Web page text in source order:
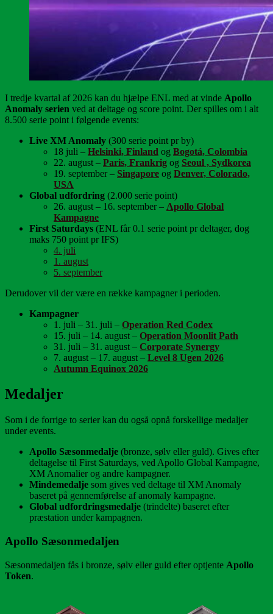
I tredje kvartal af 2026 kan du hjælpe ENL med at vinde Apollo
Anomaly serien ved at deltage og score point. Der spilles om i alt
8.500 serie point i følgende events:
Live XM Anomaly (300 serie point pr by)
18 juli – Helsinki, Finland og Bogotá, Colombia
22. august – Paris, Frankrig og Seoul , Sydkorea
19. september – Singapore og Denver, Colorado,
USA
Global udfordring (2.000 serie point)
26. august – 16. september – Apollo Global
Kampagne
First Saturdays (ENL får 0.1 serie point pr deltager, dog
maks 750 point pr IFS)
4. juli
1. august
5. september
Derudover vil der være en række kampagner i perioden.
Kampagner
1. juli – 31. juli – Operation Red Codex
15. juli – 14. august – Operation Moonlit Path
31. juli – 31. august – Corporate Synergy
7. august – 17. august – Level 8 Ugen 2026
Autumn Equinox 2026
Medaljer
Som i de forrige to serier kan du også opnå forskellige medaljer
under events.
Apollo Sæsonmedalje (bronze, sølv eller guld). Gives efter
deltagelse til First Saturdays, ved Apollo Global Kampagne,
XM Anomalier og andre kampagner.
Mindemedalje som gives ved deltage til XM Anomaly
baseret på gennemførelse af anomaly kampagne.
Global udfordringsmedalje (trindelte) baseret efter
præstation under kampagnen.
Apollo Sæsonmedaljen
Sæsonmedaljen fås i bronze, sølv eller guld efter optjente Apollo
Token.